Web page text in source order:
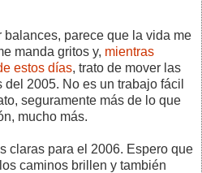
parece que la vida me
manda gritos y, mientras
estos días, trato de mover las
2005. No es un trabajo fácil
seguramente más de lo que
mucho más.
claras para el 2006. Espero que
caminos brillen y también